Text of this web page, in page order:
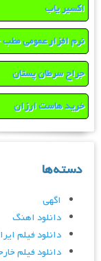
اکسیر یاب
نرم افزار عمومی
جراح سرطان پستان
خرید هاست ارزان
دسته‌ها
اگهی
دانلود اهنگ
دانلود فیلم
دانلود فیلم